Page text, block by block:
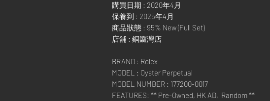
購買日期 : 2020年4月
保養到 : 2025年4月
商品狀態 : 95% New (Full Set)
店舖 : 銅鑼灣店
BRAND : Rolex
MODEL : Oyster Perpetual
MODEL NUMBER : 177200-0017
FEATURES: ** Pre-Owned, HK AD, Random **